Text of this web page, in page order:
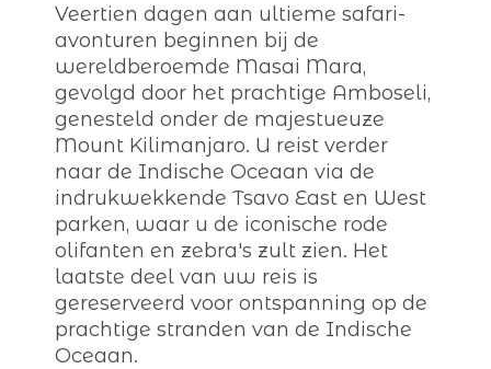
Veertien dagen aan ultieme safari-
avonturen beginnen bij de
wereldberoemde Masai Mara,
gevolgd door het prachtige Amboseli,
genesteld onder de majestueuze
Mount Kilimanjaro. U reist verder
naar de Indische Oceaan via de
indrukwekkende Tsavo East en West
parken, waar u de iconische rode
olifanten en zebra's zult zien. Het
laatste deel van uw reis is
gereserveerd voor ontspanning op de
prachtige stranden van de Indische
Oceaan.